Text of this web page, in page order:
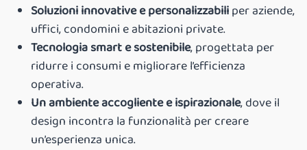
Soluzioni innovative e personalizzabiliper aziende,
uffici, condomini e abitazioni private.
Tecnologia smart e sostenibile, progettata per
ridurre i consumi e migliorare l’efficienza
operativa.
Un ambiente accogliente e ispirazionale, dove il
design incontra la funzionalità per creare
un’esperienza unica.